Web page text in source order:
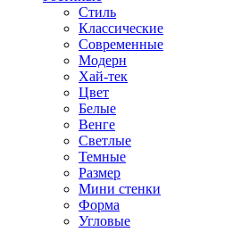
Стиль
Классические
Современные
Модерн
Хай-тек
Цвет
Белые
Венге
Светлые
Темные
Размер
Мини стенки
Форма
Угловые